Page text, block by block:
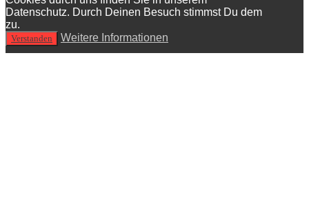
Datenschutz. Durch Deinen Besuch stimmst Du dem
zu.
Verstanden Weitere Informationen